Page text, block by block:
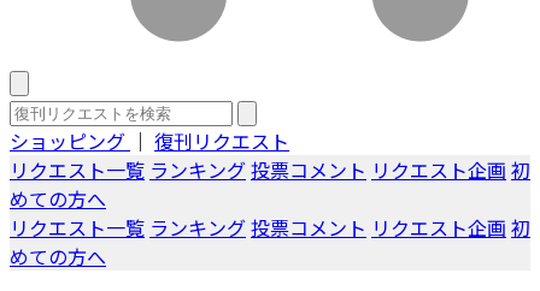
ショッピング ｜ 復刊リクエスト
リクエスト一覧 ランキング投票コメント リクエスト企画 初
めての方へ
リクエスト一覧 ランキング投票コメント リクエスト企画 初
めての方へ